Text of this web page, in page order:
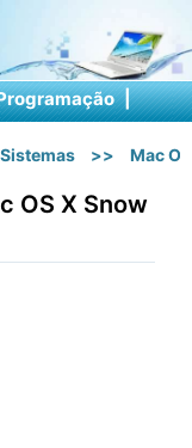
|
Sistemas >> Mac OS
OS X Snow